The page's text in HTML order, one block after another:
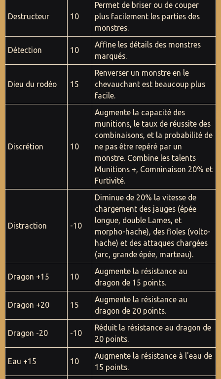
Destructeur 10
Permet de briser ou de couper
plus facilement les parties des
monstres.
Détection 10
Affine les détails des monstres
marqués.
Dieu du rodéo 15
Renverser un monstre en le
chevauchant est beaucoup plus
facile.
Discrétion 10
Augmente la capacité des
munitions, le taux de réussite des
combinaisons, et la probabilité de
ne pas être repéré par un
monstre. Combine les talents
Munitions +, Comninaison 20% et
Furtivité.
Distraction -10
Diminue de 20% la vitesse de
chargement des jauges (épée
longue, double Lames, et
morpho-hache), des fioles (volto-
hache) et des attaques chargées
(arc, grande épée, marteau).
Dragon +15 10
Augmente la résistance au
dragon de 15 points.
Dragon +20 15
Augmente la résistance au
dragon de 20 points.
Dragon -20 -10
Réduit la résistance au dragon de
20 points.
Eau +15 10
Augmente la résistance à l'eau de
15 points.